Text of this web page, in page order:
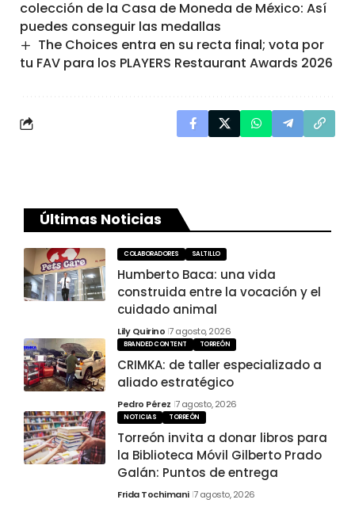
colección de la Casa de Moneda de México: Así
puedes conseguir las medallas
The Choices entra en su recta final; vota por
tu FAV para los PLAYERS Restaurant Awards 2026
Últimas Noticias
COLABORADORES SALTILLO
Humberto Baca: una vida
construida entre la vocación y el
cuidado animal
Lily Quirino 7 agosto, 2026
BRANDED CONTENT TORREÓN
CRIMKA: de taller especializado a
aliado estratégico
Pedro Pérez 7 agosto, 2026
NOTICIAS TORREÓN
Torreón invita a donar libros para
la Biblioteca Móvil Gilberto Prado
Galán: Puntos de entrega
Frida Tochimani 7 agosto, 2026